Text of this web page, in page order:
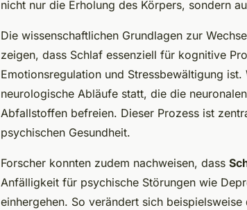
nicht nur die Erholung des Körpers, sondern
Die wissenschaftlichen Grundlagen zur
zeigen, dass Schlaf essenziell für kognitive
Emotionsregulation und Stressbewältigung
neurologische Abläufe statt, die die
Abfallstoffen befreien. Dieser Prozess ist
psychischen Gesundheit.
Forscher konnten zudem nachweisen, dass
Anfälligkeit für psychische Störungen wie
einhergehen. So verändert sich